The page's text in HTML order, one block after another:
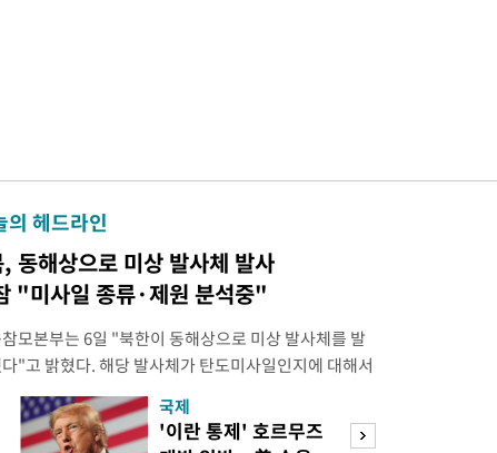
의 헤드라인
동해상으로 미상 발사체 발사
"미사일 종류·제원 분석중"
모본부는 6일 "북한이 동해상으로 미상 발사체를 발
"고 밝혔다. 해당 발사체가 탄도미사일인지에 대해서
직 확인되지 않고 있다. 군은 발사체 종류와 제원 등을
중에 있다. 앞서 북한은 지난 5월 26일 서해상으로 근거
도미사일을 포함한 다종의 발사체를 발사한 바 있다. 당
국제
'이란 통제' 호르무즈